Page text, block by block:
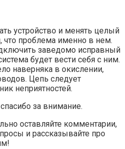
устройство и менять целый
что проблема именно в нем.
заведомо исправный
будет вести себя с ним.
наверняка в окислении,
Цепь следует
неприятностей.
за внимание.
оставляйте комментарии,
и рассказывайте про